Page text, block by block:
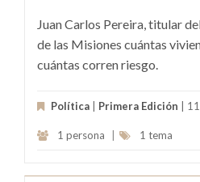
Juan Carlos Pereira, titular
de las Misiones cuántas
cuántas corren riesgo.
Política Primera Edición |
1 persona 1 tema